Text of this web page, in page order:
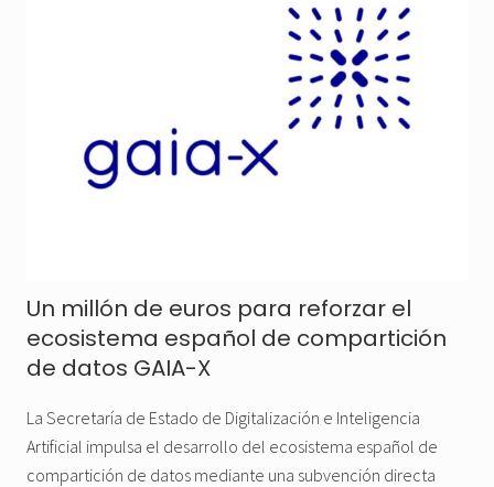
Un millón de euros para reforzar el
ecosistema español de compartición
de datos GAIA-X
La Secretaría de Estado de Digitalización e Inteligencia
Artificial impulsa el desarrollo del ecosistema español de
compartición de datos mediante una subvención directa